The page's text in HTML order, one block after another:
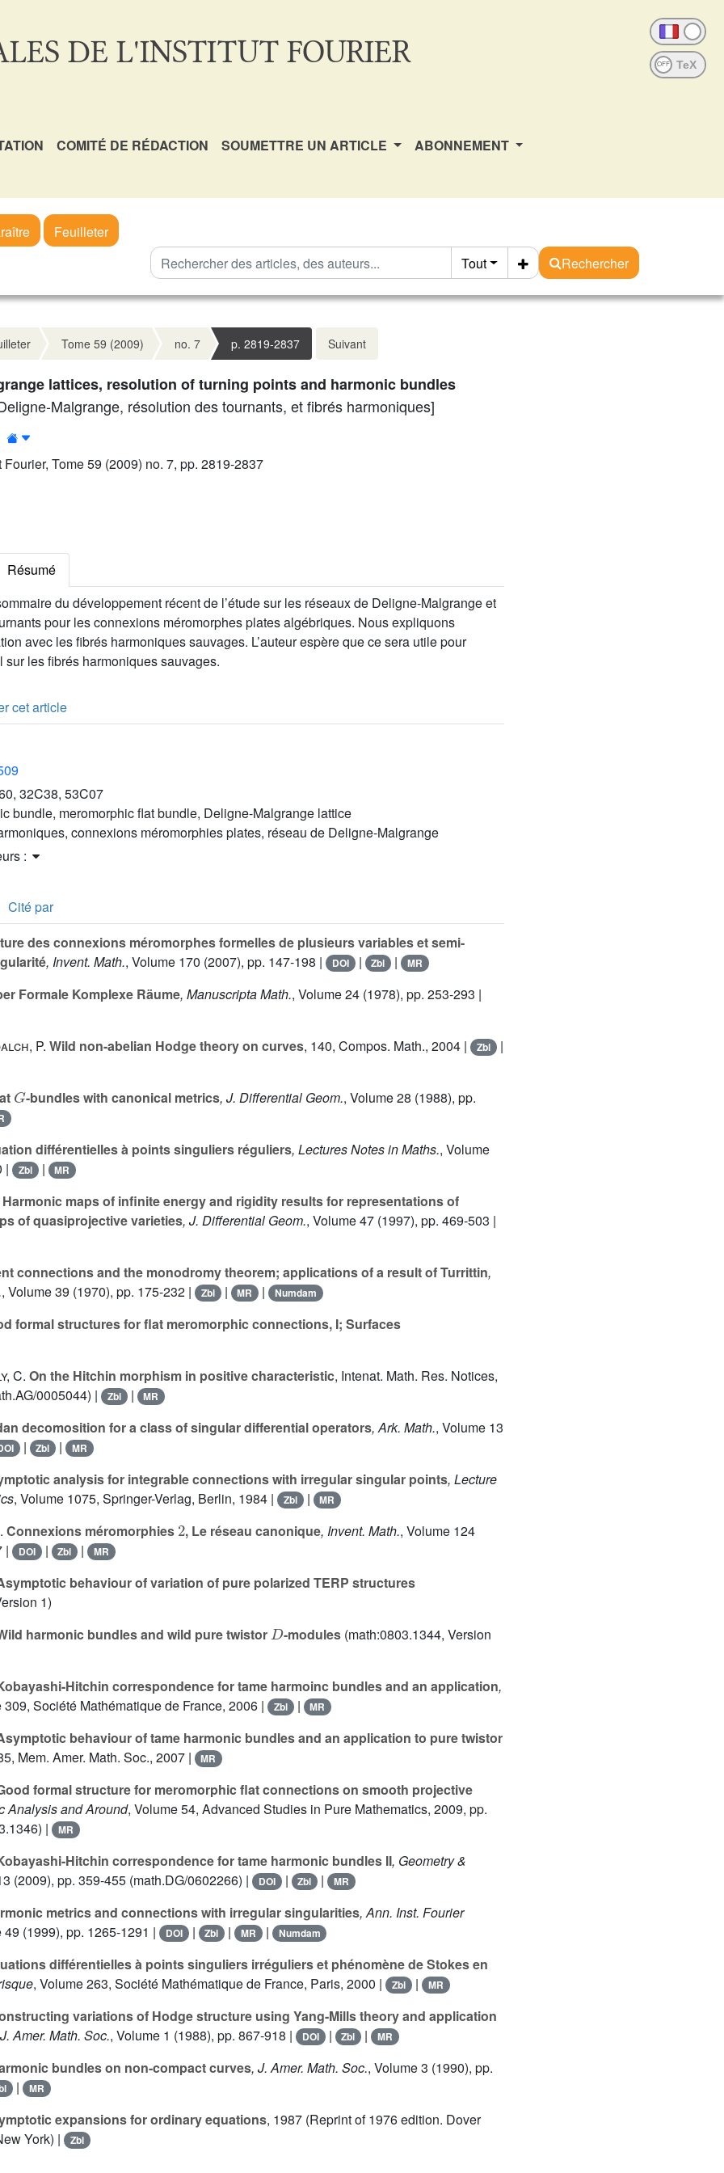
DE L'INSTITUT FOURIER OFF
COMITÉ DE RÉDACTION SOUMETTRE UN ARTICLE ABONNEMENT
Feuilleter
Tout
Rechercher
Tome 59 (2009) no. 7 p. 2819-2837 Suivant
lattices, resolution of turning points and harmonic bundles
Malgrange, résolution des tournants, et fibrés harmoniques]
Tome 59 (2009) no. 7, pp. 2819-2837
Résumé
du développement récent de l’étude sur les réseaux de Deligne-Malgrange et
pour les connexions méromorphes plates algébriques. Nous expliquons
avec les fibrés harmoniques sauvages. L’auteur espère que ce sera utile pour
sur les fibrés harmoniques sauvages.
cet article
32C38, 53C07
bundle, meromorphic flat bundle, Deligne-Malgrange lattice
connexions méromorphies plates, réseau de Deligne-Malgrange
:
Cité par
des connexions méromorphes formelles de plusieurs variables et semi-
, Invent. Math., Volume 170 (2007), pp. 147-198 | DOI | Zbl | MR
Formale Komplexe Räume, Manuscripta Math., Volume 24 (1978), pp. 253-293 |
P. Wild non-abelian Hodge theory on curves, 140, Compos. Math., 2004 | Zbl |
-bundles with canonical metrics, J. Differential Geom., Volume 28 (1988), pp.
différentielles à points singuliers réguliers, Lectures Notes in Maths., Volume
|
Zbl | MR
Harmonic maps of infinite energy and rigidity results for representations of
of quasiprojective varieties, J. Differential Geom., Volume 47 (1997), pp. 469-503 |
connections and the monodromy theorem; applications of a result of Turrittin,
, Volume 39 (1970), pp. 175-232 | Zbl | MR | Numdam
formal structures for flat meromorphic connections, I; Surfaces
C. On the Hitchin morphism in positive characteristic, Intenat. Math. Res. Notices,
0005044) |
Zbl | MR
decomosition for a class of singular differential operators, Ark. Math., Volume 13
| Zbl | MR
analysis for integrable connections with irregular singular points, Lecture
, Volume 1075, Springer-Verlag, Berlin, 1984 | Zbl | MR
Connexions méromorphies , Le réseau canonique, Invent. Math., Volume 124
|
DOI | Zbl | MR
behaviour of variation of pure polarized TERP structures
1)
harmonic bundles and wild pure twistor
-modules(math:0803.1344, Version
Hitchin correspondence for tame harmoinc bundles and an application,
309, Société Mathématique de France, 2006 | Zbl | MR
behaviour of tame harmonic bundles and an application to pure twistor
, Mem. Amer. Math. Soc., 2007 | MR
formal structure for meromorphic flat connections on smooth projective
Analysis and Around, Volume 54, Advanced Studies in Pure Mathematics, 2009, pp.
|
MR
Hitchin correspondence for tame harmonic bundles II, Geometry &
(2009), pp. 359-455 (math.DG/0602266) | DOI | Zbl | MR
metrics and connections with irregular singularities, Ann. Inst. Fourier
49 (1999), pp. 1265-1291 | DOI | Zbl | MR | Numdam
différentielles à points singuliers irréguliers et phénomène de Stokes en
, Volume 263, Société Mathématique de France, Paris, 2000 | Zbl | MR
variations of Hodge structure using Yang-Mills theory and application
Amer. Math. Soc., Volume 1 (1988), pp. 867-918 | DOI | Zbl | MR
bundles on non-compact curves, J. Amer. Math. Soc., Volume 3 (1990), pp.
| MR
expansions for ordinary equations, 1987 (Reprint of 1976 edition. Dover
York) |
Zbl